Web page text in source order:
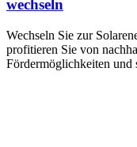
wechseln
Wechseln Sie zur
profitieren Sie von
Fördermöglichkeiten und